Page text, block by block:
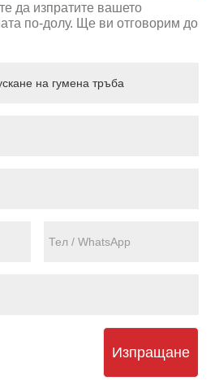
да изпратите вашето
по-долу. Ще ви отговорим до
Изпращане